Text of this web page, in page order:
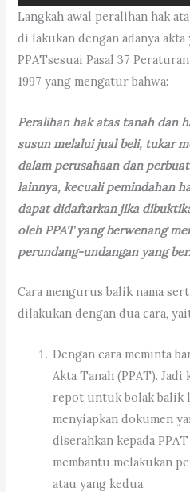
Langkah awal peralihan hak
di lakukan dengan adanya
PPATsesuai Pasal 37
1997 yang mengatur bahwa:
Peralihan hak atas tanah dan
susun melalui jual beli, tukar
dalam perusahaan dan
lainnya, kecuali pemindahan
dapat didaftarkan jika
oleh PPAT yang berwenang
perundang-undangan yang
Cara mengurus balik nama
dilakukan dengan dua cara,
Dengan cara meminta
Akta Tanah (PPAT).
repot untuk bolak balik
menyiapkan dokumen
diserahkan kepada
membantu melakukan
atau yang kedua.